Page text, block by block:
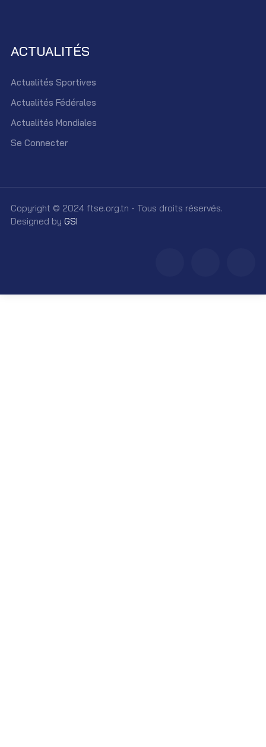
ACTUALITÉS
Actualités Sportives
Actualités Fédérales
Actualités Mondiales
Se Connecter
Copyright © 2024 ftse.org.tn - Tous droits réservés.
Designed by GSI